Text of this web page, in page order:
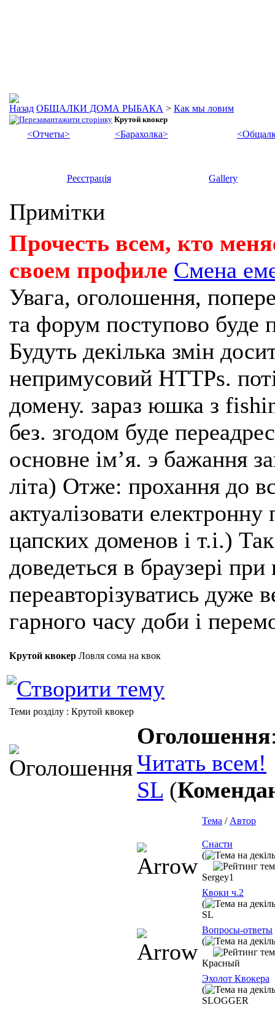
ОБЩАЛКИ ДОМА РЫБАКА > Как мы ловим
Крутой квокер
<Отчеты> <Барахолка>
Реєстрація Gallery
Примітки
Прочесть всем, кто
своем профиле Смена
Увага, оголошення,
та форум поступово буде
Будуть декілька змін
непримусовий HTTPs.
домену. зараз юшка з
без. згодом буде
основне імʼя. э бажання
літа) Отже: прохання до
актуалізовати
цапских доменов і т.і.)
доведеться в браузері
переавторізуватись
гарного часу доби і
Крутой квокер Ловля сома на квок
Теми розділу : Крутой квокер
Оголошення
Читать всем!
SL (
Тема / Автор
Снасти
(
Sergey1
Квоки ч.2
(
SL
Вопросы-ответы
(
Красный
Эхолот Квокера
(
SLOGGER